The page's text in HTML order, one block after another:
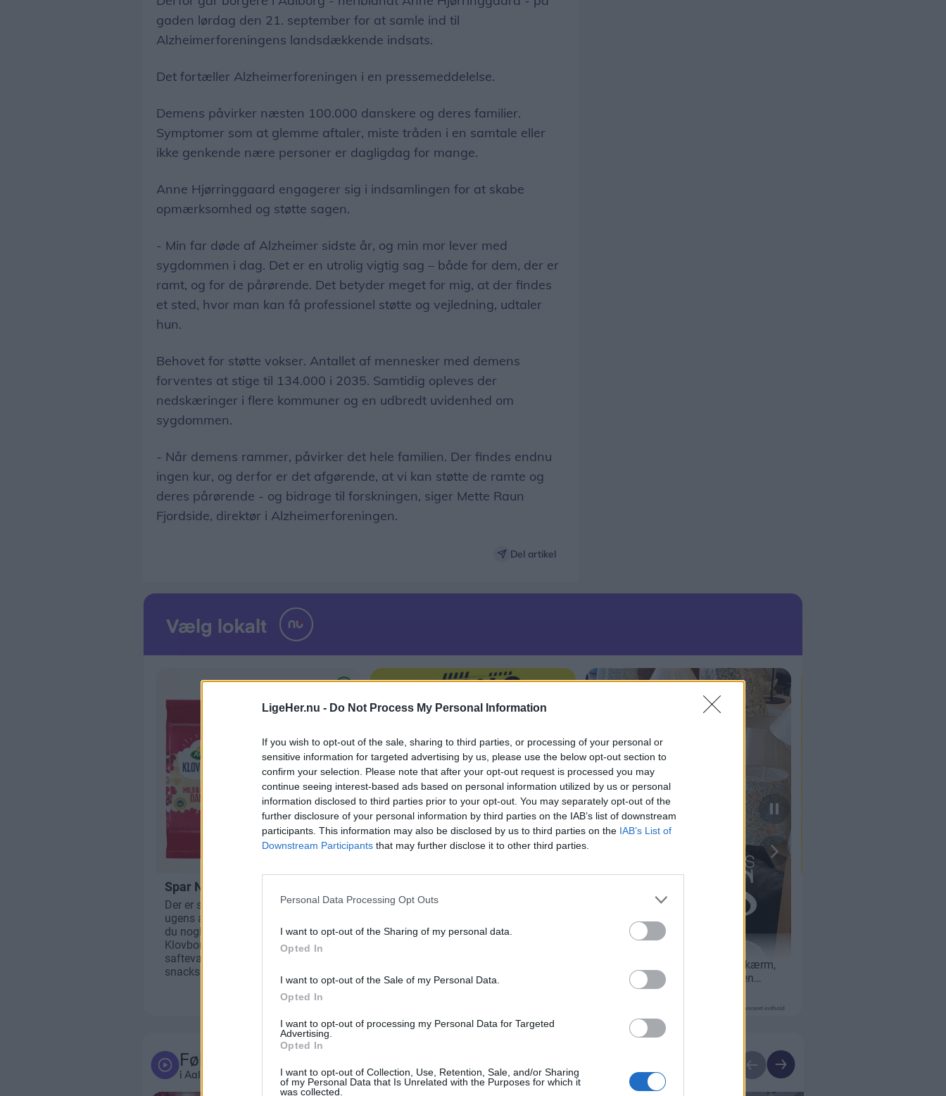
LigeHer.nu - Do Not Process My Personal Information
If you wish to opt-out of the sale, sharing to third parties, or processing of your personal or
sensitive information for targeted advertising by us, please use the below opt-out section to
confirm your selection. Please note that after your opt-out request is processed you may
continue seeing interest-based ads based on personal information utilized by us or personal
information disclosed to third parties prior to your opt-out. You may separately opt-out of the
further disclosure of your personal information by third parties on the IAB’s list of downstream
participants. This information may also be disclosed by us to third parties on the IAB’s List of
Downstream Participants that may further disclose it to other third parties.
Personal Data Processing Opt Outs
I want to opt-out of the Sharing of my personal data.
Opted In
I want to opt-out of the Sale of my Personal Data.
Opted In
I want to opt-out of processing my Personal Data for Targeted
Advertising.
Opted In
I want to opt-out of Collection, Use, Retention, Sale, and/or Sharing
of my Personal Data that Is Unrelated with the Purposes for which it
was collected.
gaden lørdag den 21. september for at samle ind til
Alzheimerforeningens landsdækkende indsats.
Det fortæller Alzheimerforeningen i en pressemeddelelse.
Demens påvirker næsten 100.000 danskere og deres familier.
Symptomer som at glemme aftaler, miste tråden i en samtale eller
ikke genkende nære personer er dagligdag for mange.
Anne Hjørringgaard engagerer sig i indsamlingen for at skabe
opmærksomhed og støtte sagen.
- Min far døde af Alzheimer sidste år, og min mor lever med
sygdommen i dag. Det er en utrolig vigtig sag – både for dem, der er
ramt, og for de pårørende. Det betyder meget for mig, at der findes
et sted, hvor man kan få professionel støtte og vejledning, udtaler
hun.
Behovet for støtte vokser. Antallet af mennesker med demens
forventes at stige til 134.000 i 2035. Samtidig opleves der
nedskæringer i flere kommuner og en udbredt uvidenhed om
sygdommen.
- Når demens rammer, påvirker det hele familien. Der findes endnu
ingen kur, og derfor er det afgørende, at vi kan støtte de ramte og
deres pårørende - og bidrage til forskningen, siger Mette Raun
Fjordside, direktør i Alzheimerforeningen.
Del artikel
Annonceret indhold
Følg med
i Aalborg og omegn